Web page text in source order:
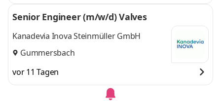
Senior Engineer (m/w/d) Valves
Kanadevia Inova Steinmüller GmbH
Gummersbach
vor 11 Tagen